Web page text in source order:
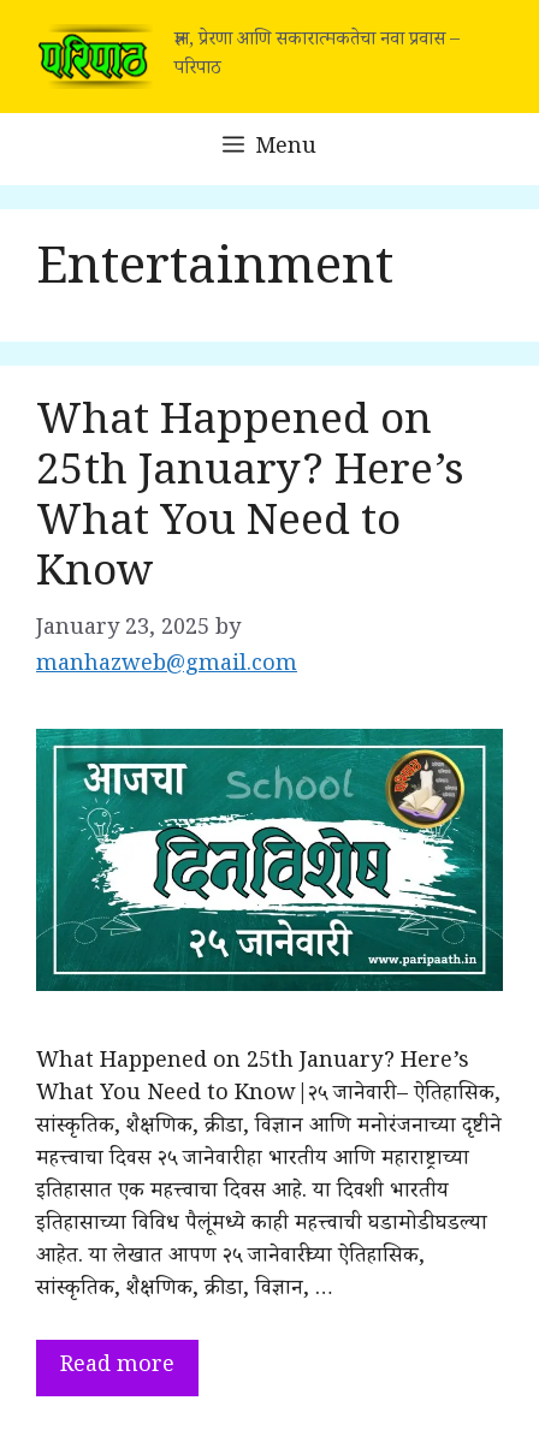
content
ज्ञान, प्रेरणा आणि सकारात्मकतेचा नवा प्रवास –
परिपाठ
Menu
Entertainment
What Happened on
25th January? Here’s
What You Need to
Know
January 23, 2025 by
manhazweb@gmail.com
What Happened on 25th January? Here’s
What You Need to Know|२५ जानेवारी – ऐतिहासिक,
सांस्कृतिक, शैक्षणिक, क्रीडा, विज्ञान आणि मनोरंजनाच्या दृष्टीने
महत्त्वाचा दिवस २५ जानेवारी हा भारतीय आणि महाराष्ट्राच्या
इतिहासात एक महत्त्वाचा दिवस आहे. या दिवशी भारतीय
इतिहासाच्या विविध पैलूंमध्ये काही महत्त्वाची घडामोडी घडल्या
आहेत. या लेखात आपण २५ जानेवारीच्या ऐतिहासिक,
सांस्कृतिक, शैक्षणिक, क्रीडा, विज्ञान, …
Read more